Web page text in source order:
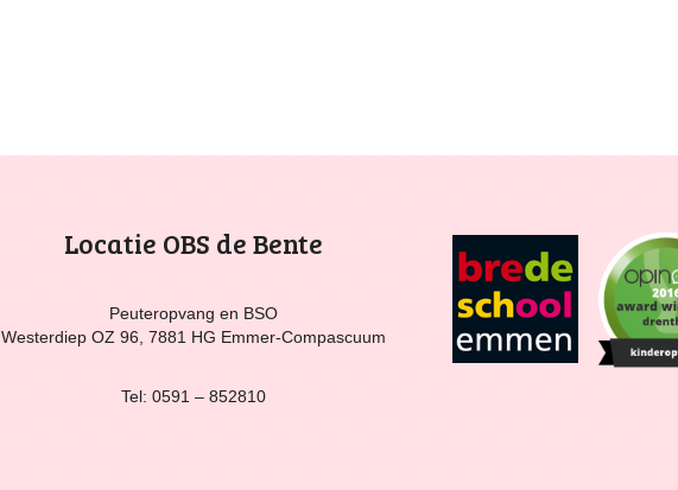
Locatie OBS de Bente
Peuteropvang en BSO
Westerdiep OZ 96, 7881 HG Emmer-Compascuum
Tel: 0591 – 852810